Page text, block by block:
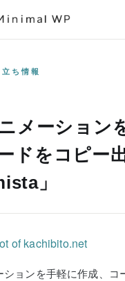
ち情報
メーション
ドをコピー
」
ションを手軽に作成、コ